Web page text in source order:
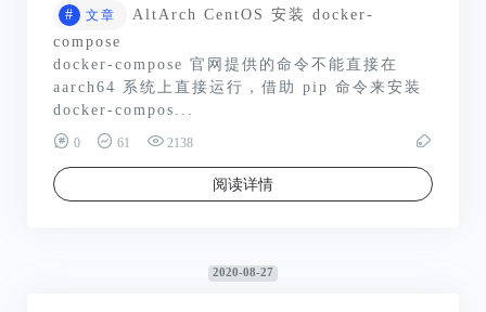
# 文章
AltArch CentOS 安装 docker-
compose
docker-compose 官网提供的命令不能直接在
aarch64 系统上直接运行，借助 pip 命令来安装
docker-compos...
0 61 2138
阅读详情
2020-08-27